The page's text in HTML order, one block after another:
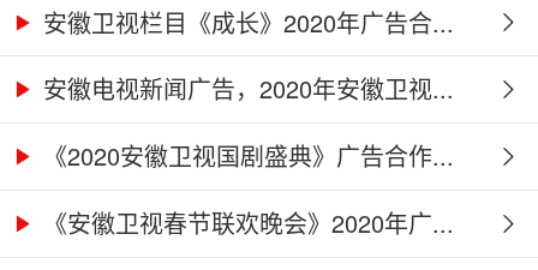
广...安徽卫视栏目《成长》2020年广告合...
安徽电视新闻广告，2020年安徽卫视...
《2020安徽卫视国剧盛典》广告合作...
《安徽卫视春节联欢晚会》2020年广...